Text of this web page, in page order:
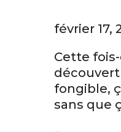
février 17,
Cette
découvert
fongible,
sans que